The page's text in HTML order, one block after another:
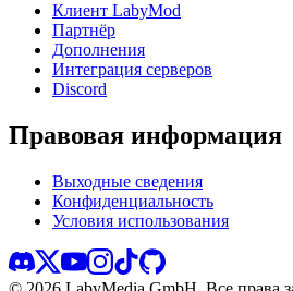
Клиент LabyMod
Партнёр
Дополнения
Интеграция серверов
Discord
Правовая информация
Выходные сведения
Конфиденциальность
Условия использования